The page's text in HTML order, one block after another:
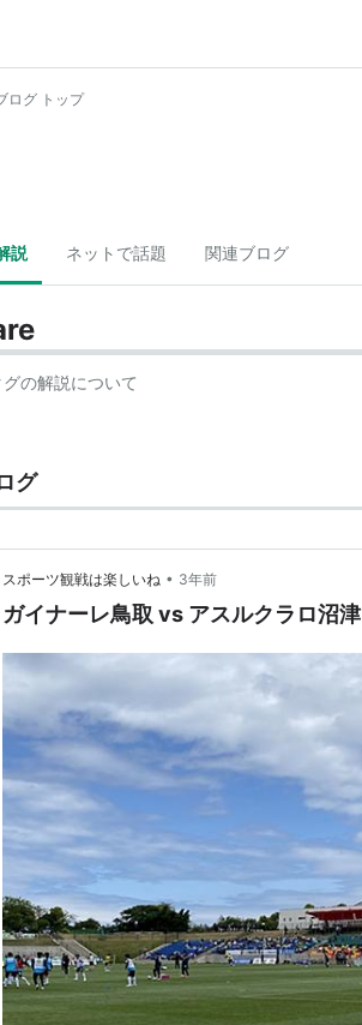
ログ トップ
説 ネットで話題 関連ブログ
グの解説について
グ
スポーツ観戦は楽しいね • 3年前